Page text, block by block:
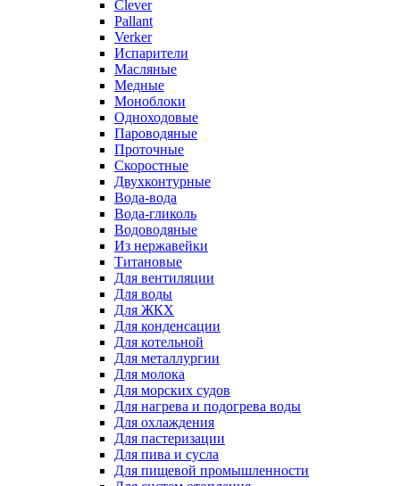
Clever
Pallant
Verker
Испарители
Масляные
Медные
Моноблоки
Одноходовые
Пароводяные
Проточные
Скоростные
Двухконтурные
Вода-вода
Вода-гликоль
Водоводяные
Из нержавейки
Титановые
Для вентиляции
Для воды
Для ЖКХ
Для конденсации
Для котельной
Для металлургии
Для молока
Для морских судов
Для нагрева и подогрева воды
Для охлаждения
Для пастеризации
Для пива и сусла
Для пищевой промышленности